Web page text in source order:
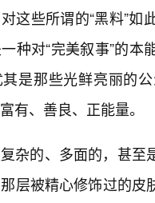
这些所谓的“黑料”
种对“完美叙事”的
是那些光鲜亮丽的
有、善良、正能量。
杂的、多面的，甚
层被精心修饰过的